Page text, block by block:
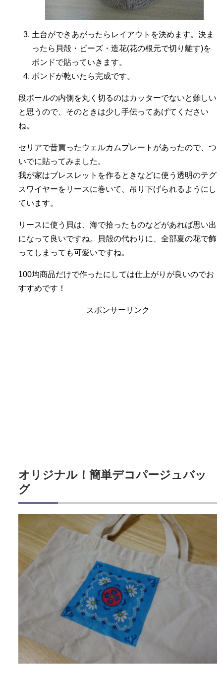
土台ができあがったらレイアウトを決めます。決ま
ったら貝殻・ビーズ・造花(花の根元で切り離す)を
ボンドで貼っていきます。
ボンドが乾いたら完成です。
段ボールの内側を丸く切るのはカッターでないと難しい
と思うので、そのときは少し手伝ってあげてください
ね。
セリアで昔買ったウェルカムプレートがあったので、つ
いでに貼ってみました。
我が家はブレスレットを作るときなどに使う透明のテグ
スワイヤーをリースに巻いて、吊り下げられるようにし
ています。
リースに使う貝は、海で拾ったものなどがあれば思い出
になって良いですね。貝殻の代わりに、全部夏の花で飾
ってしまっても可愛いですね。
100均商品だけで作ったにしては仕上がりが良いのでお
すすめです！
スポンサーリンク
オリジナル！簡単デコパージュバッ
グ